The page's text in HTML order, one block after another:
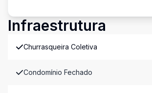
Infraestrutura
Churrasqueira Coletiva
Condomínio Fechado